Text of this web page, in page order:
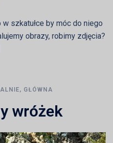
szkatułce by móc do niego
obrazy, robimy zdjęcia?
, GŁÓWNA
wróżek